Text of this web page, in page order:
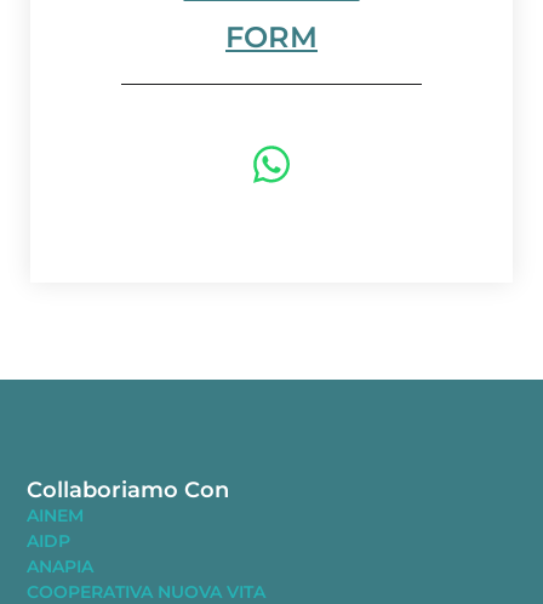
FORM
Collaboriamo Con
AINEM
AIDP
ANAPIA
COOPERATIVA NUOVA VITA